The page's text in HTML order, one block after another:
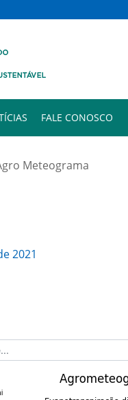
FALE CONOSCO
Meteograma
2021